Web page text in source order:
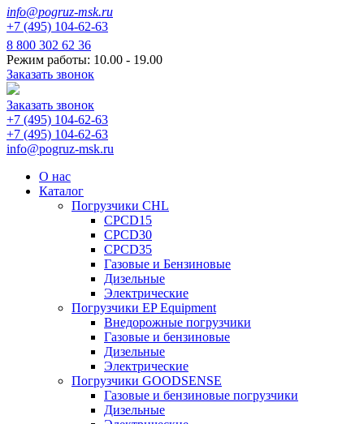
info@pogruz-msk.ru
+7 (495) 104-62-63
8 800 302 62 36
Режим работы: 10.00 - 19.00
Заказать звонок
Заказать звонок
+7 (495) 104-62-63
+7 (495) 104-62-63
info@pogruz-msk.ru
О нас
Каталог
Погрузчики CHL
CPCD15
CPCD30
CPCD35
Газовые и Бензиновые
Дизельные
Электрические
Погрузчики EP Equipment
Внедорожные погрузчики
Газовые и бензиновые
Дизельные
Электрические
Погрузчики GOODSENSE
Газовые и бензиновые погрузчики
Дизельные